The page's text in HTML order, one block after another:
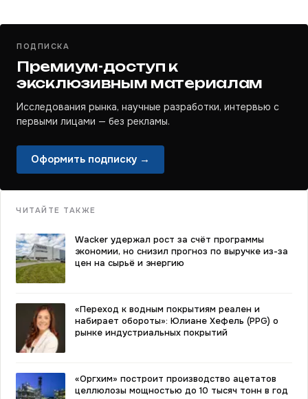
ПОДПИСКА
Премиум-доступ к
эксклюзивным материалам
Исследования рынка, научные разработки, интервью с
первыми лицами — без рекламы.
Оформить подписку →
ЧИТАЙТЕ ТАКЖЕ
Wacker удержал рост за счёт программы
экономии, но снизил прогноз по выручке из-за
цен на сырьё и энергию
«Переход к водным покрытиям реален и
набирает обороты»: Юлиане Хефель (PPG) о
рынке индустриальных покрытий
«Оргхим» построит производство ацетатов
целлюлозы мощностью до 10 тысяч тонн в год